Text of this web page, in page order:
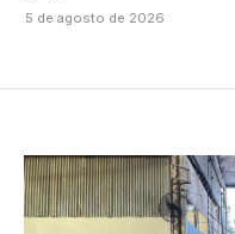
5 de agosto de 2026